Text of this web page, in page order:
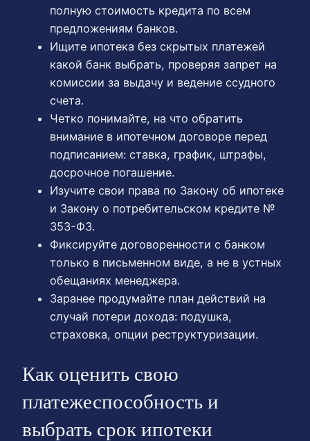
полную стоимость кредита по всем
предложениям банков.
Ищите ипотека без скрытых платежей
какой банк выбрать, проверяя запрет на
комиссии за выдачу и ведение ссудного
счета.
Четко понимайте, на что обратить
внимание в ипотечном договоре перед
подписанием: ставка, график, штрафы,
досрочное погашение.
Изучите свои права по Закону об ипотеке
и Закону о потребительском кредите №
353-ФЗ.
Фиксируйте договоренности с банком
только в письменном виде, а не в устных
обещаниях менеджера.
Заранее продумайте план действий на
случай потери дохода: подушка,
страховка, опции реструктуризации.
Как оценить свою
платежеспособность и
выбрать срок ипотеки